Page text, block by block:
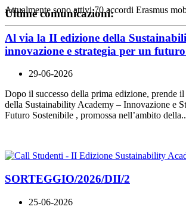
Attualmente sono attivi 70 accordi Erasmus
Ultime comunicazioni:
Al via la II edizione della
innovazione e strategia per un
29-06-2026
Dopo il successo della prima edizione, prende
della Sustainability Academy – Innovazione e
Futuro Sostenibile , promossa nell’ambito
SORTEGGIO/2026/DII/2
25-06-2026